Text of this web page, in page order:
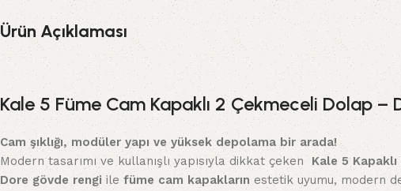
Ürün Açıklaması
Kale 5 Füme Cam Kapaklı 2 Çekmeceli Dolap –
Cam şıklığı, modüler yapı ve yüksek depolama bir arada!
Modern tasarımı ve kullanışlı yapısıyla dikkat çekenKale 5
Dore gövde rengi ilefüme cam kapakların estetik uyumu, modern